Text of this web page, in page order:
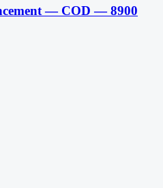
— COD — 8900